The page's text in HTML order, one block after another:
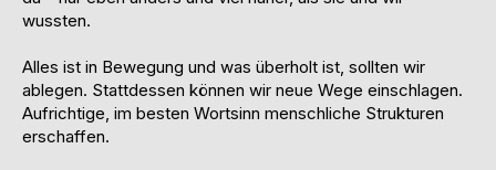
wussten.
Alles ist in Bewegung und was überholt ist, sollten wir
ablegen. Stattdessen können wir neue Wege einschlagen.
Aufrichtige, im besten Wortsinn menschliche Strukturen
erschaffen.